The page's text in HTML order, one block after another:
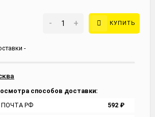
- + КУПИТЬ
-
способов доставки:
ПОЧТА РФ
592 ₽